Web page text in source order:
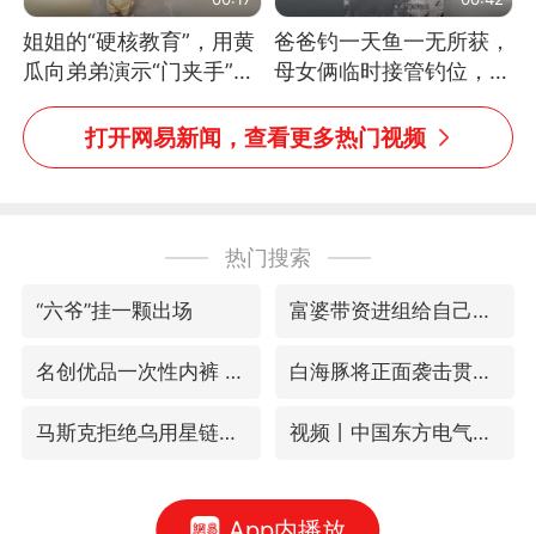
姐姐的“硬核教育”，用黄
瓜向弟弟演示“门夹手”，
网友：果然言传不如身
教！
爸爸钓一天鱼一无所获，
母女俩临时接管钓位，用
玩具鱼竿钓上大鱼
打开网易新闻，查看更多热门视频
热门搜索
“六爷”挂一颗出场 富婆带资进组给自己硬加60多场吻戏
名创优品一次性内裤 颜面尽失 白海豚将正面袭击贯穿浙江
马斯克拒绝乌用星链打击俄境内目标 视频丨中国东方电气集团原党组副书记、董事宋致远被查